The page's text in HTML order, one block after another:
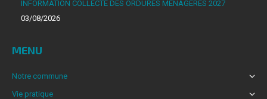
nouvelle
fenêtre
INFORMATION COLLECTE DES ORDURES MÉNAGÈRES 2027
03/08/2026
MENU
Notre commune
Vie pratique